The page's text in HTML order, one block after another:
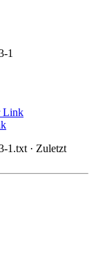
1
Link
1.txt · Zuletzt